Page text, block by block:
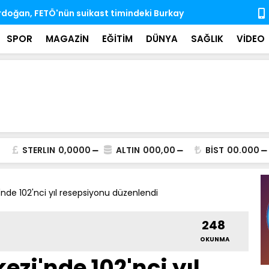
ihtisas komisyonlarındaki boş üyeliklere
MSB:
almaya
SPOR MAGAZİN EĞİTİM DÜNYA SAĞLIK VİDEO
STERLIN 0,0000 ALTIN 000,00 BİST 00.000
102'nci yıl resepsiyonu düzenlendi
248
OKUNMA